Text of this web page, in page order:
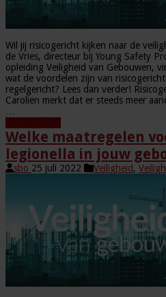
Wil jij risicogericht kijken naar de
de Vries, directeur bij Young Safety
opleiding Veiligheid van Gebouwen,
wat de voordelen zijn van
regelgericht? Lees dan verder!
Carolien merkt dat er steeds meer
Welke maatregelen
legionella in jouw
sbo 25 juli 2022 Veiligheid,